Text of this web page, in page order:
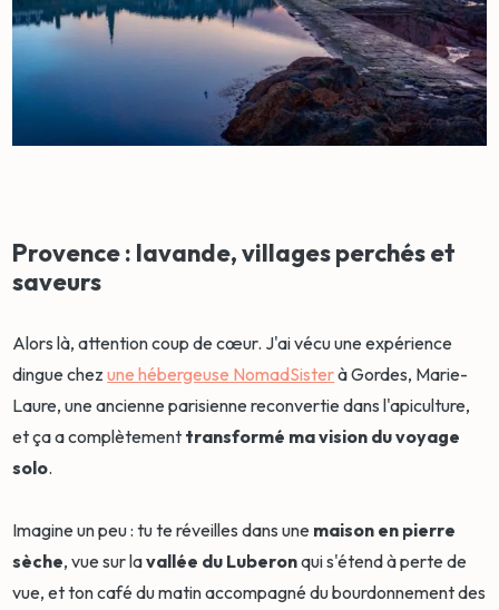
Provence : lavande, villages perchés et
saveurs
Alors là, attention coup de cœur. J'ai vécu une expérience
dingue chezune hébergeuse NomadSisterà Gordes, Marie-
Laure, une ancienne parisienne reconvertie dans l'apiculture,
et ça a complètement transformé ma vision du voyage
solo.
Imagine un peu : tu te réveilles dans une maison en pierre
sèche, vue sur lavallée du Luberonqui s'étend à perte de
vue, et ton café du matin accompagné du bourdonnement des